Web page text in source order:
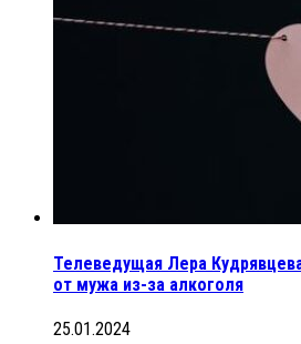
Телеведущая Лера
от мужа из-за алкоголя
25.01.2024